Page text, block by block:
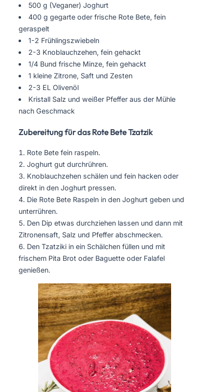
500 g (Veganer) Joghurt
400 g gegarte oder frische Rote Bete, fein
geraspelt
1-2 Frühlingszwiebeln
2-3 Knoblauchzehen, fein gehackt
1/4 Bund frische Minze, fein gehackt
1 kleine Zitrone, Saft und Zesten
2-3 EL Olivenöl
Kristall Salz und weißer Pfeffer aus der Mühle
nach Geschmack
Zubereitung für das Rote Bete Tzatzik
Rote Bete fein raspeln.
Joghurt gut durchrühren.
Knoblauchzehen schälen und fein hacken oder
direkt in den Joghurt pressen.
Die Rote Bete Raspeln in den Joghurt geben und
unterrühren.
Den Dip etwas durchziehen lassen und dann mit
Zitronensaft, Salz und Pfeffer abschmecken.
Den Tzatziki in ein Schälchen füllen und mit
frischem Pita Brot oder Baguette oder Falafel
genießen.